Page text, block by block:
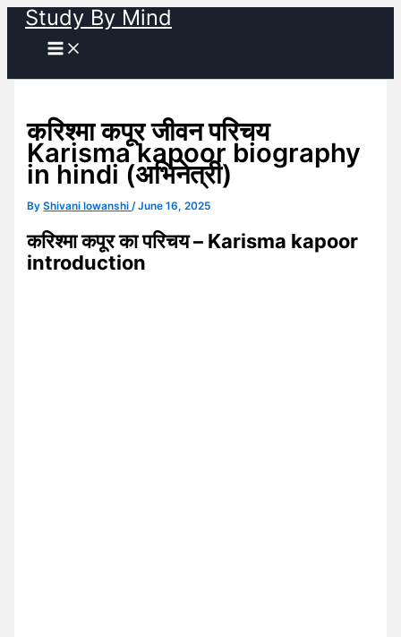
Skip
content
Study By Mind
करिश्मा कपूर जीवन परिचय
Karisma kapoor biography
in hindi (अभिनेत्री)
ByShivani lowanshi/June 16, 2025
करिश्मा कपूर का परिचय – Karisma kapoor
introduction